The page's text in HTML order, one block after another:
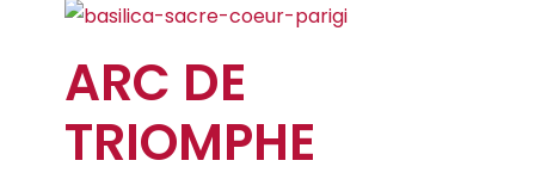
ARC DE
TRIOMPHE